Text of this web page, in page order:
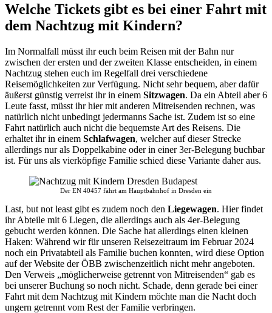
Welche Tickets gibt es bei einer Fahrt mit
dem Nachtzug mit Kindern?
Im Normalfall müsst ihr euch beim Reisen mit der Bahn nur
zwischen der ersten und der zweiten Klasse entscheiden, in einem
Nachtzug stehen euch im Regelfall drei verschiedene
Reisemöglichkeiten zur Verfügung. Nicht sehr bequem, aber dafür
äußerst günstig verreist ihr in einem Sitzwagen. Da ein Abteil aber 6
Leute fasst, müsst ihr hier mit anderen Mitreisenden rechnen, was
natürlich nicht unbedingt jedermanns Sache ist. Zudem ist so eine
Fahrt natürlich auch nicht die bequemste Art des Reisens. Die
erhaltet ihr in einem Schlafwagen, welcher auf dieser Strecke
allerdings nur als Doppelkabine oder in einer 3er-Belegung buchbar
ist. Für uns als vierköpfige Familie schied diese Variante daher aus.
Der EN 40457 fährt am Hauptbahnhof in Dresden ein
Last, but not least gibt es zudem noch den Liegewagen. Hier findet
ihr Abteile mit 6 Liegen, die allerdings auch als 4er-Belegung
gebucht werden können. Die Sache hat allerdings einen kleinen
Haken: Während wir für unseren Reisezeitraum im Februar 2024
noch ein Privatabteil als Familie buchen konnten, wird diese Option
auf der Website der ÖBB zwischenzeitlich nicht mehr angeboten.
Den Verweis „möglicherweise getrennt von Mitreisenden“ gab es
bei unserer Buchung so noch nicht. Schade, denn gerade bei einer
Fahrt mit dem Nachtzug mit Kindern möchte man die Nacht doch
ungern getrennt vom Rest der Familie verbringen.